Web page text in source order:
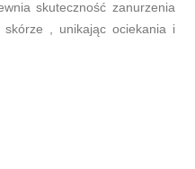
skuteczność zanurzenia
, unikając ociekania i